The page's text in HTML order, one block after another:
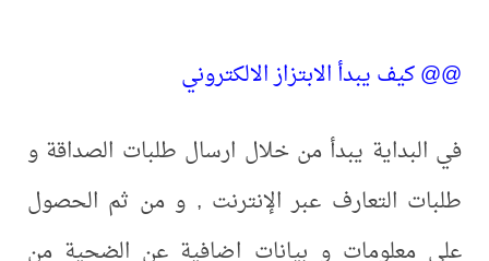
@@ كيف يبدأ الابتزاز الالكتروني
في البداية يبدأ من خلال ارسال طلبات الصداقة و
طلبات التعارف عبر الإنترنت , و من ثم الحصول
على معلومات و بيانات اضافية عن الضحية من